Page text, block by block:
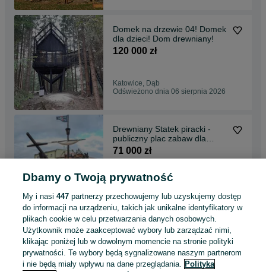
Domek na drzewie 04! Domek
dla dzieci! Dom drewniany!
120 000 zł
Katowice, Dąb
Odświeżono dnia 06 sierpnia 2026
Drewniany Statek piracki -
publiczny plac zabaw dla
dzieci- PN-EN 1176
71 000 zł
Kraków, Bronowice
Odświeżono dnia 06 sierpnia 2026
Dom Domek na drzewie
DND09 dla dzieci! letniskowy
działkowy plac zabaw
75 000 zł
Dbamy o Twoją prywatność
My i nasi447 partnerzy przechowujemy lub uzyskujemy dostęp
do informacji na urządzeniu, takich jak unikalne identyfikatory w
plikach cookie w celu przetwarzania danych osobowych.
Użytkownik może zaakceptować wybory lub zarządzać nimi,
klikając poniżej lub w dowolnym momencie na stronie polityki
prywatności. Te wybory będą sygnalizowane naszym partnerom
i nie będą miały wpływu na dane przeglądania. Polityka